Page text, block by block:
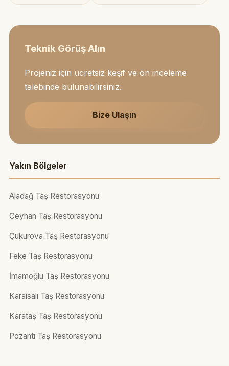
Teknik Görüş Alın
Projeniz için ücretsiz keşif ve ön inceleme
talebinde bulunabilirsiniz.
Bize Ulaşın
Yakın Bölgeler
Aladağ Taş Restorasyonu
Ceyhan Taş Restorasyonu
Çukurova Taş Restorasyonu
Feke Taş Restorasyonu
İmamoğlu Taş Restorasyonu
Karaisalı Taş Restorasyonu
Karataş Taş Restorasyonu
Pozantı Taş Restorasyonu